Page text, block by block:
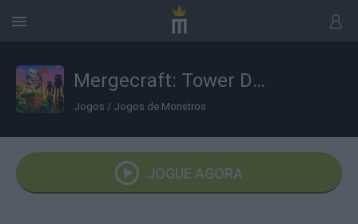
Mergecraft: Tower Defense
Jogos / Jogos de Monstros
JOGUE AGORA